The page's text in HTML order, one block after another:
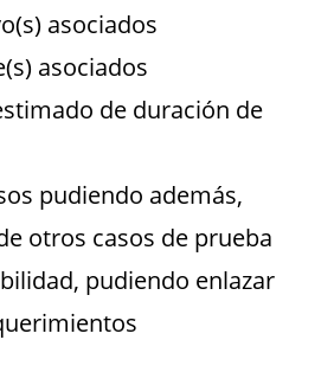
asociados
asociados
de duración de
pudiendo además,
otros casos de prueba
pudiendo enlazar